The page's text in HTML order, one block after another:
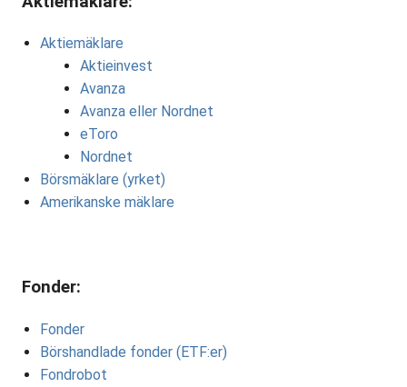
Aktiemäklare
Aktieinvest
Avanza
Avanza eller Nordnet
eToro
Nordnet
Börsmäklare (yrket)
Amerikanske mäklare
Fonder:
Fonder
Börshandlade fonder (ETF:er)
Fondrobot